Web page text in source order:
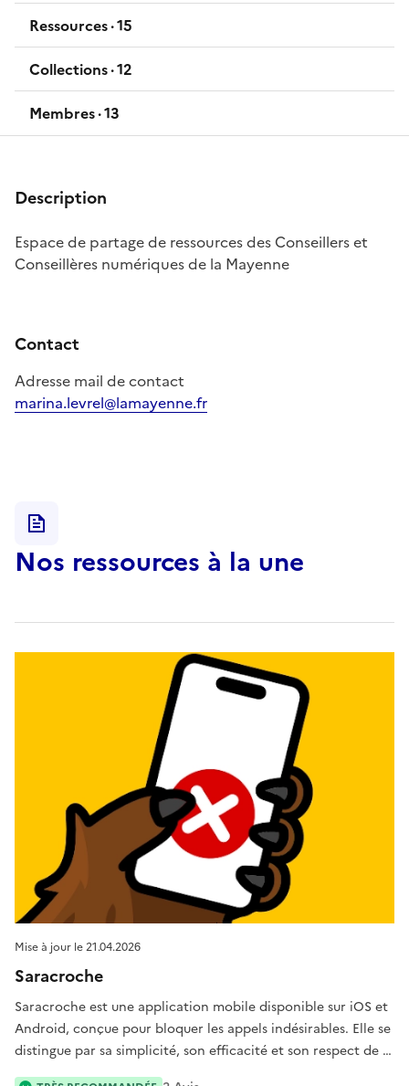
Ressources ·15
ressources
Collections ·12
collections
Membres ·13
membres
Description
Espace de partage de ressources des Conseillers et
Conseillères numériques de la Mayenne
Contact
Adresse mail de contact
marina.levrel@lamayenne.fr
Nos ressources à la une
Mise à jour le21.04.2026
Saracroche
Saracroche est une application mobile disponible sur iOS et
Android, conçue pour bloquer les appels indésirables. Elle se
distingue par sa simplicité, son efficacité et son respect de la
vie privée.